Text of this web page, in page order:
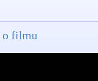
o filmu